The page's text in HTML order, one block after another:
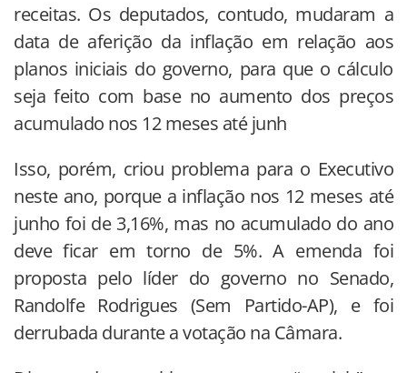
receitas. Os deputados, contudo, mudaram a
data de aferição da inflação em relação aos
planos iniciais do governo, para que o cálculo
seja feito com base no aumento dos preços
acumulado nos 12 meses até junh
Isso, porém, criou problema para o Executivo
neste ano, porque a inflação nos 12 meses até
junho foi de 3,16%, mas no acumulado do ano
deve ficar em torno de 5%. A emenda foi
proposta pelo líder do governo no Senado,
Randolfe Rodrigues (Sem Partido-AP), e foi
derrubada durante a votação na Câmara.